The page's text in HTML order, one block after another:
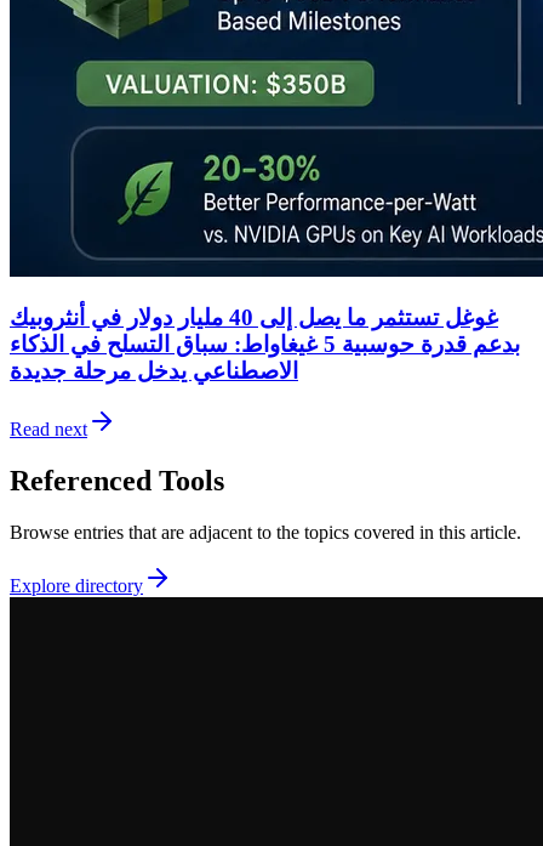
غوغل تستثمر ما يصل إلى 40 مليار دولار في أنثروبيك
بدعم قدرة حوسبية 5 غيغاواط: سباق التسلح في الذكاء
الاصطناعي يدخل مرحلة جديدة
Read next
Referenced Tools
Browse entries that are adjacent to the topics covered in this article.
Explore directory